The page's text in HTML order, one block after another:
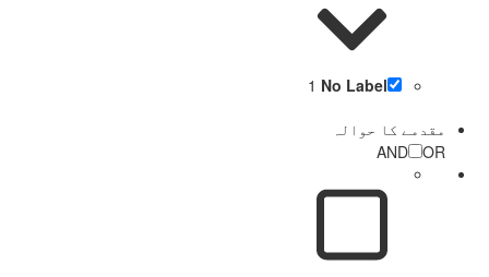
No Label
1
مقدمے کا حوالہ
AND
OR